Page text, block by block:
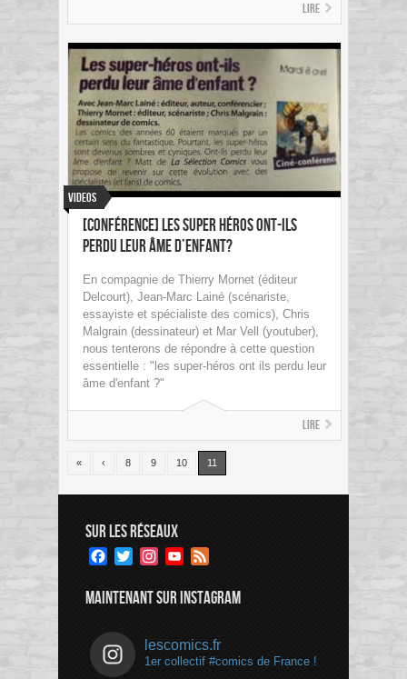
Lire
Videos
[Conférence] Les Super Héros ont-ils
perdu leur âme d’enfant?
En compagnie de Thierry Mornet (éditeur
Delcourt), Jean-Marc Lainé (scénariste,
essayiste et spécialiste des comics), Chris
Malgrain (dessinateur) et Mar Vell (youtuber),
nous tenterons de répondre à cette question
essentielle : "les super-héros ont ils perdu leur
âme d'enfant ?"
Lire
« ‹ 8 9 10 11
SUR LES RÉSEAUX
Facebook
TwitterInstagramYouTube
MAINTENANT SUR INSTAGRAM
lescomics.fr
1er collectif #comics de France !